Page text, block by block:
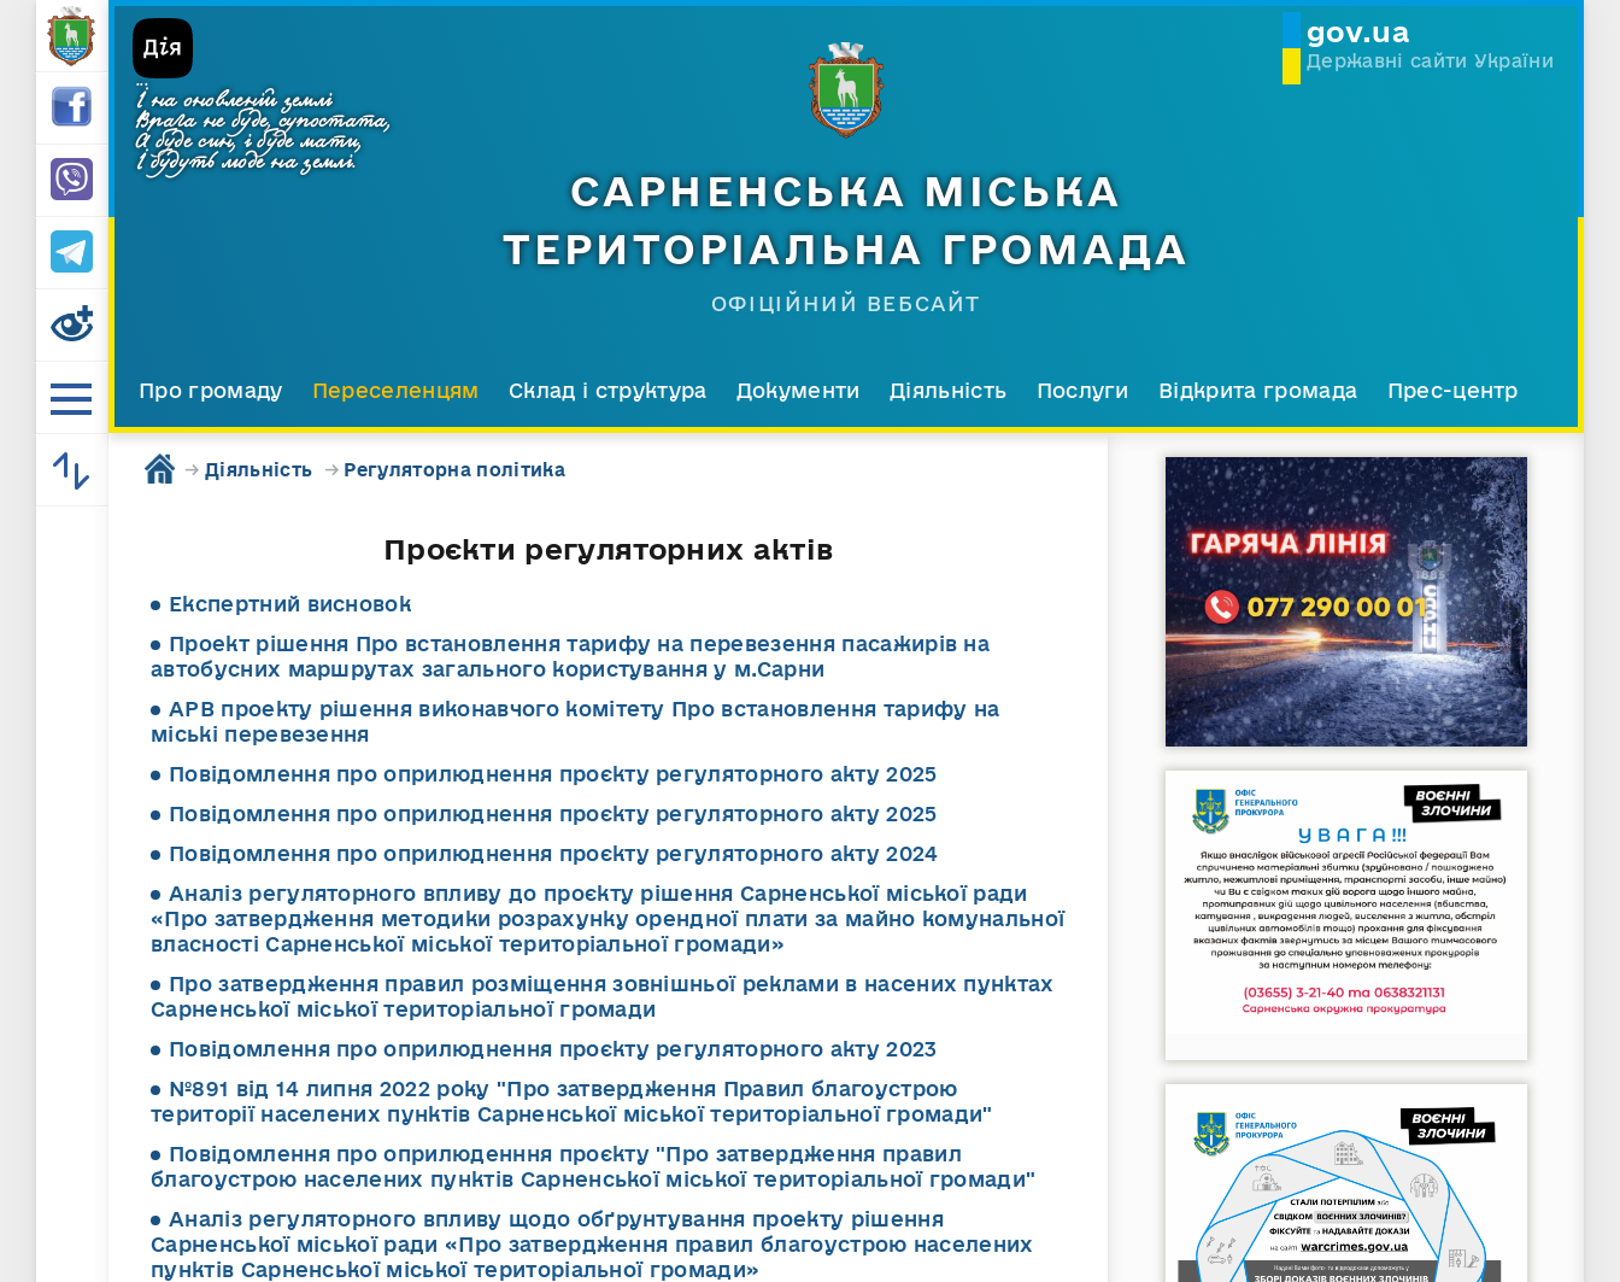
gov.ua
Державні сайти України
...
І на оновленій землі
Врага не буде, супостата,
А буде син, і буде мати,
І будуть люде на землі.
САРНЕНСЬКА МІСЬКА
ТЕРИТОРІАЛЬНА ГРОМАДА
ОФІЦІЙНИЙ ВЕБСАЙТ
Про громаду Переселенцям Склад і структура Документи Діяльність Послуги Відкрита громада Прес-центр
→ Діяльність → Регуляторна політика
Проєкти регуляторних актів
Експертний висновок
Проект рішення Про встановлення тарифу на перевезення пасажирів на
автобусних маршрутах загального користування у м.Сарни
АРВ проекту рішення виконавчого комітету Про встановлення тарифу на
міські перевезення
Повідомлення про оприлюднення проєкту регуляторного акту 2025
Повідомлення про оприлюднення проєкту регуляторного акту 2025
Повідомлення про оприлюднення проєкту регуляторного акту 2024
Аналіз регуляторного впливу до проєкту рішення Сарненської міської ради
«Про затвердження методики розрахунку орендної плати за майно комунальної
власності Сарненської міської територіальної громади»
Про затвердження правил розміщення зовнішньої реклами в насених пунктах
Сарненської міської територіальної громади
Повідомлення про оприлюднення проєкту регуляторного акту 2023
№891 від 14 липня 2022 року "Про затвердження Правил благоустрою
території населених пунктів Сарненської міської територіальної громади"
Повідомлення про оприлюденння проєкту "Про затвердження правил
благоустрою населених пунктів Сарненської міської територіальної громади"
Аналіз регуляторного впливу щодо обґрунтування проекту рішення
Сарненської міської ради «Про затвердження правил благоустрою населених
пунктів Сарненської міської територіальної громади»